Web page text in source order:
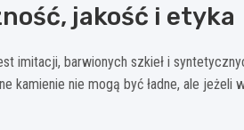
jakość i etyka
imitacji, barwionych szkieł i
kamienie nie mogą być ładne, ale jeżeli